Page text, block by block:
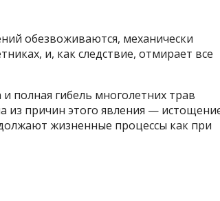
обезвоживаются, механически
и, как следствие, отмирает все
полная гибель многолетних трав
из причин этого явления —
жизненные процессы как при